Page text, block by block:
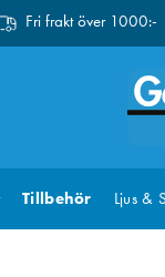
Fri frakt över 1000:-
Tillbehör Ljus &